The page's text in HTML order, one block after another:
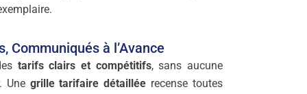
Communiqués à l’Avance
tarifs clairs et compétitifs, sans aucune
Une grille tarifaire détaillée recense toutes